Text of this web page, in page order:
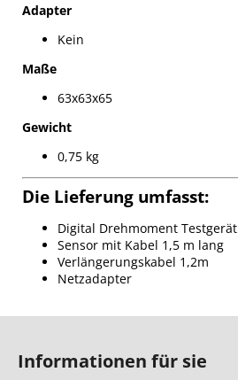
Adapter
Kein
Maße
63x63x65
Gewicht
0,75 kg
Die Lieferung umfasst:
Digital Drehmoment Testgerät
Sensor mit Kabel 1,5 m lang
Verlängerungskabel 1,2m
Netzadapter
Informationen für sie